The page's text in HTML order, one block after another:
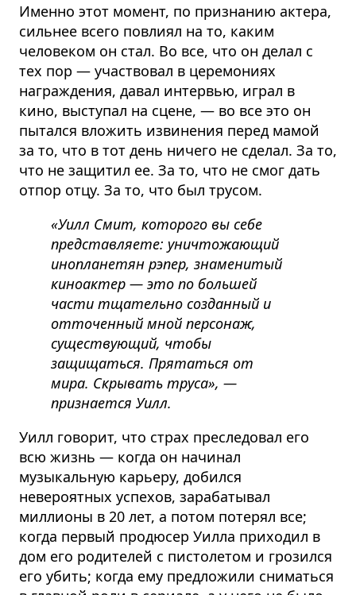
Именно этот момент, по признанию актера,
сильнее всего повлиял на то, каким
человеком он стал. Во все, что он делал с
тех пор — участвовал в церемониях
награждения, давал интервью, играл в
кино, выступал на сцене, — во все это он
пытался вложить извинения перед мамой
за то, что в тот день ничего не сделал. За то,
что не защитил ее. За то, что не смог дать
отпор отцу. За то, что был трусом.
«Уилл Смит, которого вы себе
представляете: уничтожающий
инопланетян рэпер, знаменитый
киноактер — это по большей
части тщательно созданный и
отточенный мной персонаж,
существующий, чтобы
защищаться. Прятаться от
мира. Скрывать труса», —
признается Уилл.
Уилл говорит, что страх преследовал его
всю жизнь — когда он начинал
музыкальную карьеру, добился
невероятных успехов, зарабатывал
миллионы в 20 лет, а потом потерял все;
когда первый продюсер Уилла приходил в
дом его родителей с пистолетом и грозился
его убить; когда ему предложили сниматься